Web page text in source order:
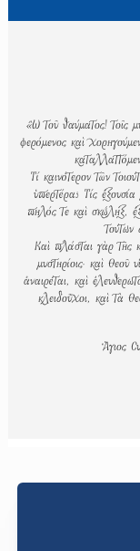
«Ὢ τοῦ θαύματος! τοῖς
φερόμενος καὶ
Τί καινότερον τῶν
ὑπερτέρα; Τίς
πηλός τε καὶ σκώληξ,
τούτων
Καὶ πλάσται γὰρ τῆς
μυστηρίοις· καὶ Θεοῦ
ἀναιρέται, καὶ
κλειδοῦχοι, καὶ τὰ
Ἁγιος